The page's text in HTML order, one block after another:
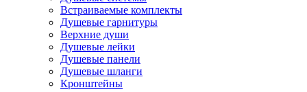
Встраиваемые комплекты
Душевые гарнитуры
Верхние души
Душевые лейки
Душевые панели
Душевые шланги
Кронштейны